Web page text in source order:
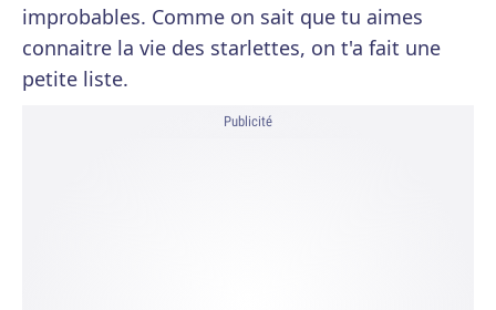
improbables. Comme on sait que tu aimes
connaitre la vie des starlettes, on t'a fait une
petite liste.
Publicité